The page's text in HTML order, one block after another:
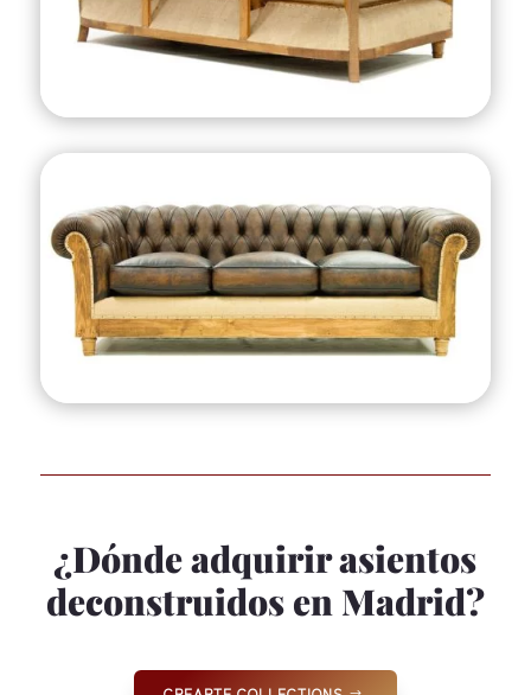
¿Dónde adquirir asientos
deconstruidos en Madrid?